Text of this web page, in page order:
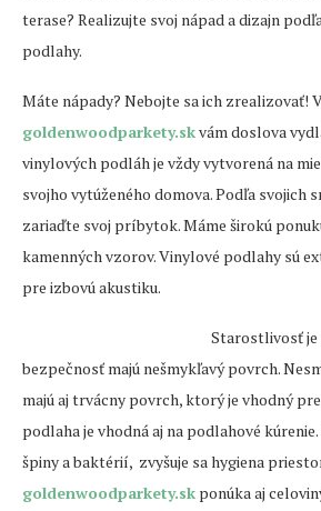
terase? Realizujte svoj nápad a dizajn
podlahy.
Máte nápady? Nebojte sa ich zrealizovať!
goldenwoodparkety.skvám doslova
vinylových podláh je vždy vytvorená na
svojho vytúženého domova. Podľa svojich
zariaďte svoj príbytok. Máme širokú
kamenných vzorov. Vinylové podlahy sú
pre izbovú akustiku.
Starostlivosť je
bezpečnosť majú nešmykľavý povrch.
majú aj trvácny povrch, ktorý je vhodný
podlaha je vhodná aj na podlahové
špiny a baktérií, zvyšuje sa hygiena
goldenwoodparkety.sk ponúka aj